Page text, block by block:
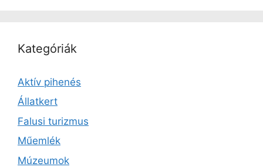
Kategóriák
Aktív pihenés
Állatkert
Falusi turizmus
Műemlék
Múzeumok